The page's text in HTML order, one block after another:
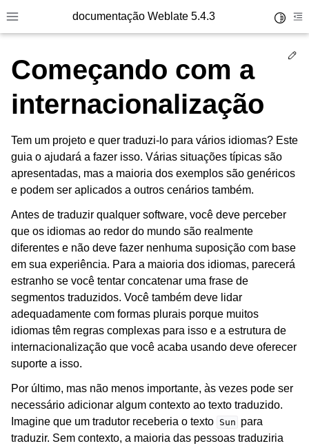
Toggle site navigation sidebar
documentação Weblate 5.4.3
navigation of Formatos de arquivos suportados
Começando com a
internacionalização
Tem um projeto e quer traduzi-lo para vários idiomas? Este
guia o ajudará a fazer isso. Várias situações típicas são
apresentadas, mas a maioria dos exemplos são genéricos
e podem ser aplicados a outros cenários também.
Antes de traduzir qualquer software, você deve perceber
que os idiomas ao redor do mundo são realmente
diferentes e não deve fazer nenhuma suposição com base
em sua experiência. Para a maioria dos idiomas, parecerá
estranho se você tentar concatenar uma frase de
segmentos traduzidos. Você também deve lidar
adequadamente com formas plurais porque muitos
idiomas têm regras complexas para isso e a estrutura de
internacionalização que você acaba usando deve oferecer
suporte a isso.
Por último, mas não menos importante, às vezes pode ser
necessário adicionar algum contexto ao texto traduzido.
Imagine que um tradutor receberia o texto Sun para
traduzir. Sem contexto, a maioria das pessoas traduziria